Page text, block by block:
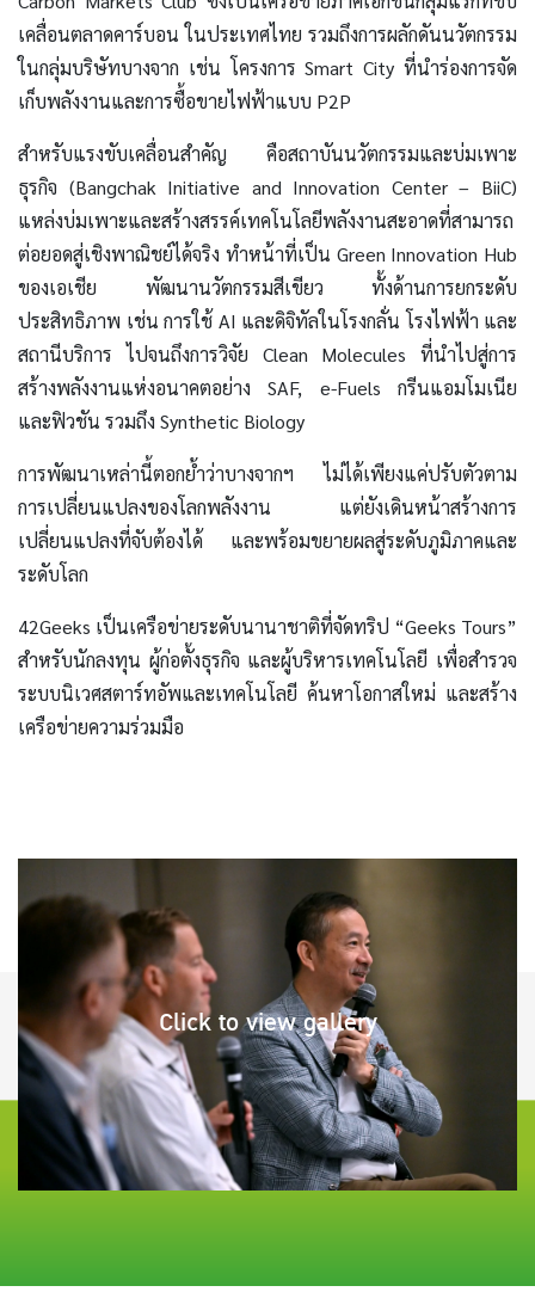
เคลื่อนตลาดคาร์บอน ในประเทศไทย รวมถึงการผลักดันนวัตกรรม
ในกลุ่มบริษัทบางจาก เช่น โครงการ Smart City ที่นำร่องการจัด
เก็บพลังงานและการซื้อขายไฟฟ้าแบบ P2P
สำหรับแรงขับเคลื่อนสำคัญ คือสถาบันนวัตกรรมและบ่มเพาะ
ธุรกิจ (Bangchak Initiative and Innovation Center – BiiC)
แหล่งบ่มเพาะและสร้างสรรค์เทคโนโลยีพลังงานสะอาดที่สามารถ
ต่อยอดสู่เชิงพาณิชย์ได้จริง ทำหน้าที่เป็น Green Innovation Hub
ของเอเชีย พัฒนานวัตกรรมสีเขียว ทั้งด้านการยกระดับ
ประสิทธิภาพ เช่น การใช้ AI และดิจิทัลในโรงกลั่น โรงไฟฟ้า และ
สถานีบริการ ไปจนถึงการวิจัย Clean Molecules ที่นำไปสู่การ
สร้างพลังงานแห่งอนาคตอย่าง SAF, e-Fuels กรีนแอมโมเนีย
และฟิวชัน รวมถึง Synthetic Biology
การพัฒนาเหล่านี้ตอกย้ำว่าบางจากฯ ไม่ได้เพียงแค่ปรับตัวตาม
การเปลี่ยนแปลงของโลกพลังงาน แต่ยังเดินหน้าสร้างการ
เปลี่ยนแปลงที่จับต้องได้ และพร้อมขยายผลสู่ระดับภูมิภาคและ
ระดับโลก
42Geeks เป็นเครือข่ายระดับนานาชาติที่จัดทริป “Geeks Tours”
สำหรับนักลงทุน ผู้ก่อตั้งธุรกิจ และผู้บริหารเทคโนโลยี เพื่อสำรวจ
ระบบนิเวศสตาร์ทอัพและเทคโนโลยี ค้นหาโอกาสใหม่ และสร้าง
เครือข่ายความร่วมมือ
Click to view gallery